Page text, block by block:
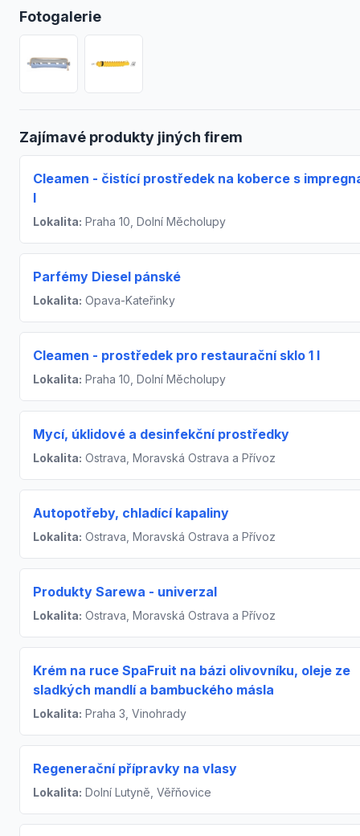
Fotogalerie
Zajímavé produkty jiných firem
Cleamen - čistící prostředek na koberce s
l
Lokalita: Praha 10, Dolní Měcholupy
Parfémy Diesel pánské
Lokalita: Opava-Kateřinky
Cleamen - prostředek pro restaurační sklo 1 l
Lokalita: Praha 10, Dolní Měcholupy
Mycí, úklidové a desinfekční prostředky
Lokalita: Ostrava, Moravská Ostrava a Přívoz
Autopotřeby, chladící kapaliny
Lokalita: Ostrava, Moravská Ostrava a Přívoz
Produkty Sarewa - univerzal
Lokalita: Ostrava, Moravská Ostrava a Přívoz
Krém na ruce SpaFruit na bázi olivovníku, oleje ze
sladkých mandlí a bambuckého másla
Lokalita: Praha 3, Vinohrady
Regenerační přípravky na vlasy
Lokalita: Dolní Lutyně, Věřňovice